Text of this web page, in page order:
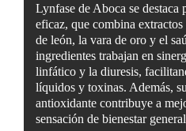
Lynfase de Aboca se
eficaz, que combina
de león, la vara de oro y el
ingredientes trabajan en
linfático y la diuresis,
líquidos y toxinas. Además,
antioxidante contribuye a
sensación de bienestar